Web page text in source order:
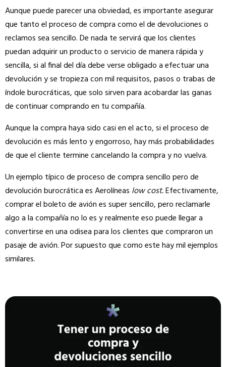
Aunque puede parecer una obviedad, es importante asegurar
que tanto el proceso de compra como el de devoluciones o
reclamos sea sencillo. De nada te servirá que los clientes
puedan adquirir un producto o servicio de manera rápida y
sencilla, si al final del día debe verse obligado a efectuar una
devolución y se tropieza con mil requisitos, pasos o trabas de
índole burocráticas, que solo sirven para acobardar las ganas
de continuar comprando en tu compañía.
Aunque la compra haya sido casi en el acto, si el proceso de
devolución es más lento y engorroso, hay más probabilidades
de que el cliente termine cancelando la compra y no vuelva.
Un ejemplo típico de proceso de compra sencillo pero de
devolución burocrática es Aerolíneas low cost.Efectivamente,
comprar el boleto de avión es super sencillo, pero reclamarle
algo a la compañía no lo es y realmente eso puede llegar a
convertirse en una odisea para los clientes que compraron un
pasaje de avión. Por supuesto que como este hay mil ejemplos
similares.